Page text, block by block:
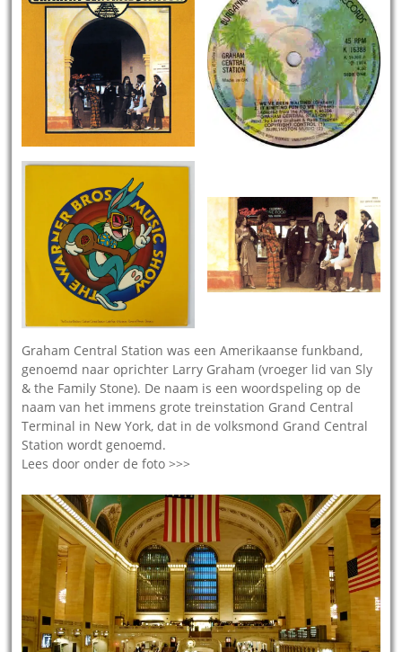
Graham Central Station was een Amerikaanse funkband,
genoemd naar oprichter Larry Graham (vroeger lid van Sly
& the Family Stone). De naam is een woordspeling op de
naam van het immens grote treinstation Grand Central
Terminal in New York, dat in de volksmond Grand Central
Station wordt genoemd.
Lees door onder de foto >>>